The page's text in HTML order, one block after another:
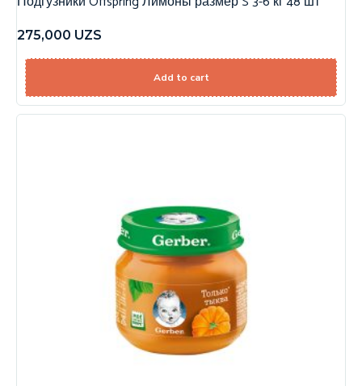
275,000 UZS
Add to cart